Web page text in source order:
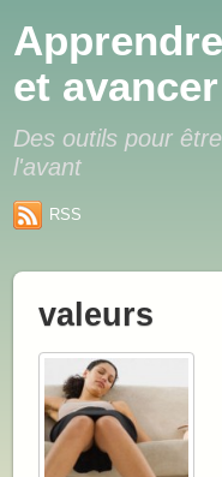
et avancer
Des outils pour
l'avant
RSS
valeurs